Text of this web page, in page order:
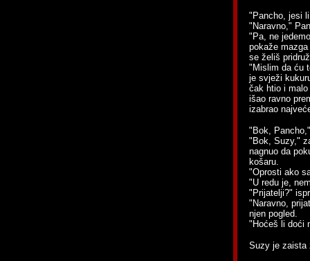
"Pancho, jesi
"Naravno,"
"Pa, ne
pokaže
se želiš
"Mislim da ću
je svježi
čak htio i
išao ravno
izabrao
"Bok,
"Bok, Suzy,"
nagnuo da
košaru.
"Oprosti ako
"U redu je,
"Prijatelji?"
"Naravno,
njen pogled.
"Hoćeš li doći
Suzy je zaista